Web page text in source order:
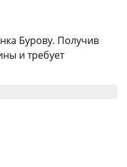
Бурову. Получив
и требует